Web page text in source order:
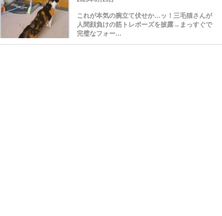
これが本気の腕立て伏せか…ッ！三毛猫さんが
人間顔負けの筋トレポーズを披露→まっすぐで
完璧なフォー...